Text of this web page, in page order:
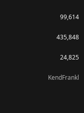
99,614
435,848
24,825
KendFrankl